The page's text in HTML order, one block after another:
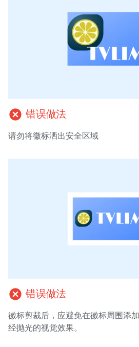
cancel 错误做法
请勿将徽标洒出安全区域
cancel 错误做法
徽标剪裁后，应避免在徽标周围添
经抛光的视觉效果。